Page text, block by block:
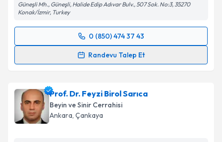
Güneşli Mh., Güneşli, Halide Edip Adıvar Bulv., 507 Sok. No:3, 35270
Konak/İzmir, Turkey
0 (850) 474 37 43
Randevu Talep Et
Randevu Takvimi Talebi
takvim hazırlandığında e-posta ile bilgilendireceğiz.
E-posta Adresiniz
Prof. Dr. Feyzi Birol Sarıca
Beyin ve Sinir Cerrahisi
Ankara, Çankaya